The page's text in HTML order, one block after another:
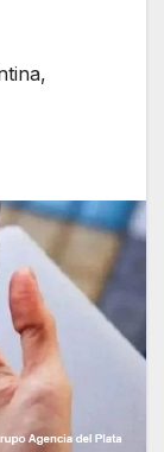
,